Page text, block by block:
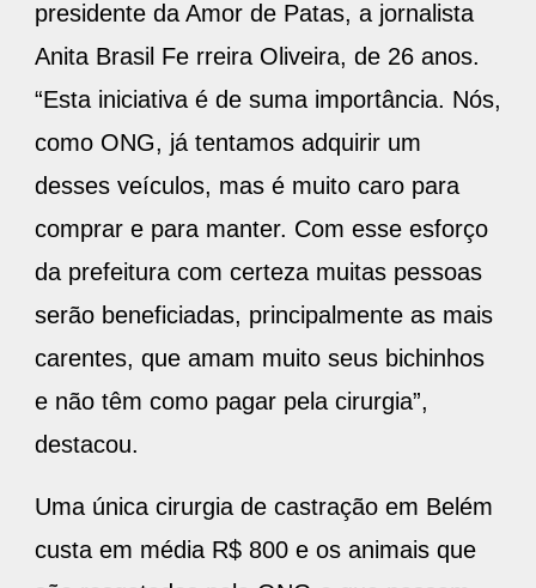
Anita Brasil Fe rreira Oliveira, de 26 anos.
“Esta iniciativa é de suma importância. Nós,
como ONG, já tentamos adquirir um
desses veículos, mas é muito caro para
comprar e para manter. Com esse esforço
da prefeitura com certeza muitas pessoas
serão beneficiadas, principalmente as mais
carentes, que amam muito seus bichinhos
e não têm como pagar pela cirurgia”,
destacou.
custa em média R$ 800 e os animais que
são resgatados pela ONG e que passam